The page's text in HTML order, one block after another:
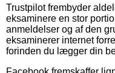
Trustpilot frembyder
eksaminere en stor
anmeldelser og af den
eksaminerer internet
forinden du lægger din